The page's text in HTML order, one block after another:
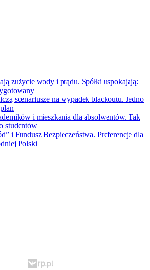
zużycie wody i prądu. Spółki uspokajają:
scenariusze na wypadek blackoutu. Jedno
i mieszkania dla absolwentów. Tak
studentów
i Fundusz Bezpieczeństwa. Preferencje dla
Polski